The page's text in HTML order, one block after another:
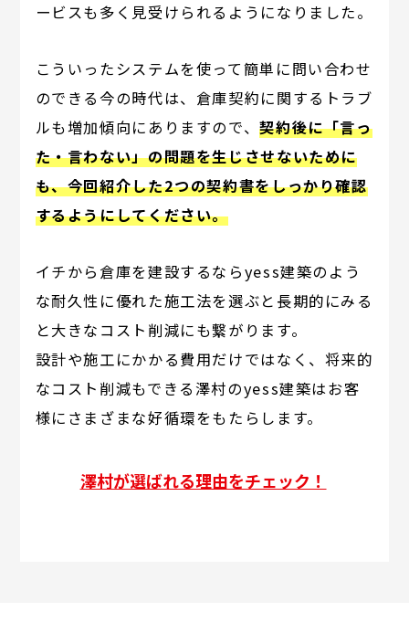
ービスも多く見受けられるようになりました。
こういったシステムを使って簡単に問い合わせ
のできる今の時代は、倉庫契約に関するトラブ
ルも増加傾向にありますので、契約後に「言っ
た・言わない」の問題を生じさせないために
も、今回紹介した2つの契約書をしっかり確認
するようにしてください。
イチから倉庫を建設するならyess建築のよう
な耐久性に優れた施工法を選ぶと長期的にみる
と大きなコスト削減にも繋がります。
設計や施工にかかる費用だけではなく、将来的
なコスト削減もできる澤村のyess建築はお客
様にさまざまな好循環をもたらします。
澤村が選ばれる理由をチェック！